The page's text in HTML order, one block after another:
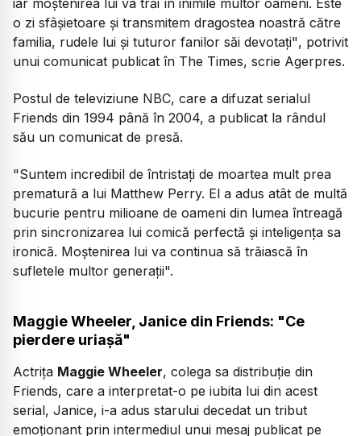
o zi sfâşietoare şi transmitem dragostea noastră către
familia, rudele lui şi tuturor fanilor săi devotaţi", potrivit
unui comunicat publicat în The Times, scrie Agerpres.
Postul de televiziune NBC, care a difuzat serialul
Friends din 1994 până în 2004, a publicat la rândul
său un comunicat de presă.
"Suntem incredibil de întristaţi de moartea mult prea
prematură a lui Matthew Perry. El a adus atât de multă
bucurie pentru milioane de oameni din lumea întreagă
prin sincronizarea lui comică perfectă şi inteligenţa sa
ironică. Moştenirea lui va continua să trăiască în
sufletele multor generaţii".
Maggie Wheeler, Janice din Friends: "Ce
pierdere uriaşă"
Actriţa Maggie Wheeler, colega sa distribuţie din
Friends, care a interpretat-o pe iubita lui din acest
serial, Janice, i-a adus starului decedat un tribut
emoţionant prin intermediul unui mesaj publicat pe